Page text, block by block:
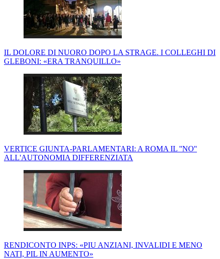
IL DOLORE DI NUORO DOPO LA STRAGE. I COLLEGHI DI
GLEBONI: «ERA TRANQUILLO»
VERTICE GIUNTA-PARLAMENTARI: A ROMA IL ''NO''
ALL'AUTONOMIA DIFFERENZIATA
RENDICONTO INPS: «PIU ANZIANI, INVALIDI E MENO
NATI, PIL IN AUMENTO»